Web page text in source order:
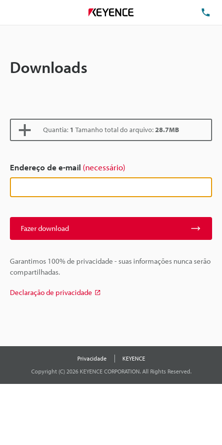
Downloads
Quantia: 1 Tamanho total do arquivo:28.7MB
Endereço de e-mail (necessário)
Fazer download
Garantimos 100% de privacidade - suas informações nunca serão
compartilhadas.
Declaração de privacidade
Privacidade
KEYENCE
Copyright (C) 2026 KEYENCE CORPORATION. All Rights Reserved.